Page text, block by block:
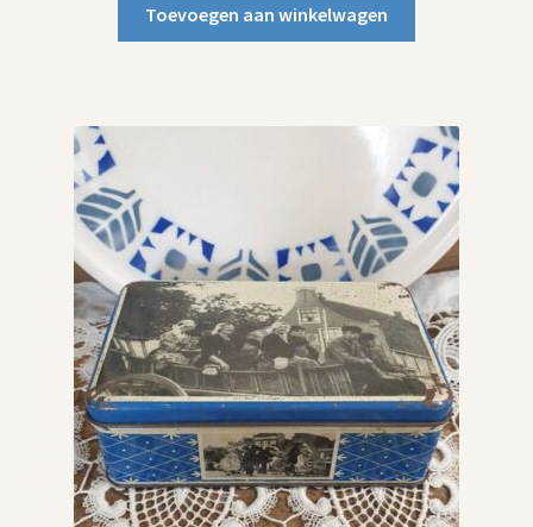
Toevoegen aan winkelwagen